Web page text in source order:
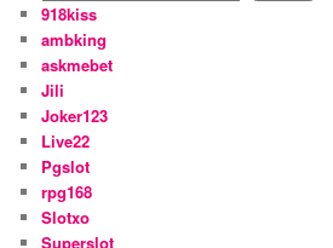
918kiss
ambking
askmebet
Jili
Joker123
Live22
Pgslot
rpg168
Slotxo
Superslot